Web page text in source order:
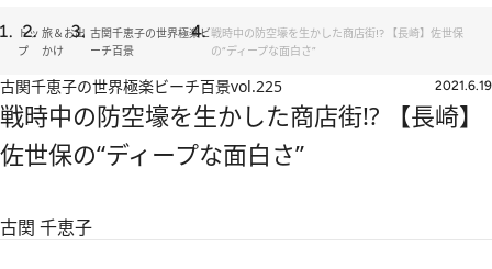
トッ
プ
旅＆お出
かけ
古関千恵子の世界極楽ビ
ーチ百景
戦時中の防空壕を生かした商店街!? 【長崎】佐世保
の“ディープな面白さ”
古関千恵子の世界極楽ビーチ百景vol.225 2021.6.19
戦時中の防空壕を生かした商店街!? 【長崎】
佐世保の“ディープな面白さ”
古関 千恵子